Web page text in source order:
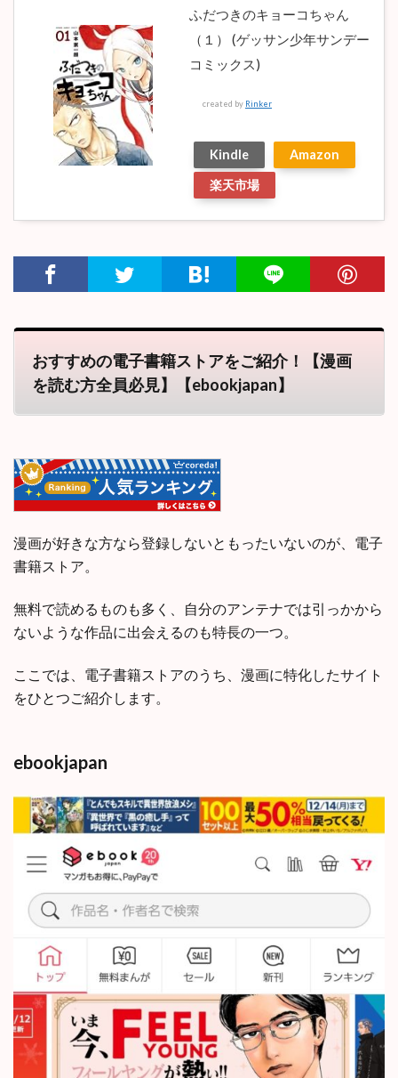
ふだつきのキョーコちゃん
（１） (ゲッサン少年サンデー
コミックス)
created by Rinker
Kindle
Amazon
楽天市場
おすすめの電子書籍ストアをご紹介！【漫画
を読む方全員必見】【ebookjapan】
漫画が好きな方なら登録しないともったいないのが、電子
書籍ストア。
無料で読めるものも多く、自分のアンテナでは引っかから
ないような作品に出会えるのも特長の一つ。
ここでは、電子書籍ストアのうち、漫画に特化したサイト
をひとつご紹介します。
ebookjapan